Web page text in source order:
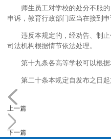
师生员工对学校的处分不服
申诉，教育行政部门应当在接到
违反本规定的，经劝告、制
司法机构根据情节依法处理。
第十九条各高等学校可以根
第二十条本规定自发布之日起
上一篇
下一篇